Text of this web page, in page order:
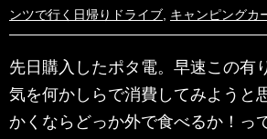
ンツで行く日帰りドライブ キャンピングカ
先日購入したポタ電。早速この有
気を何かしらで消費してみようと
かくならどっか外で食べるか！っ